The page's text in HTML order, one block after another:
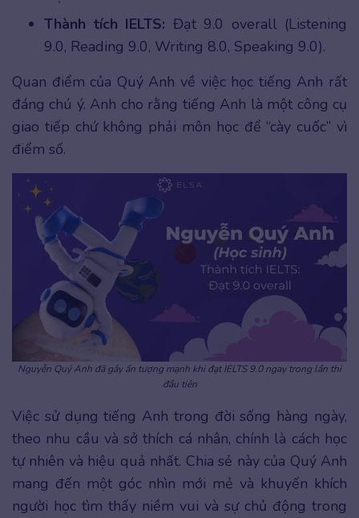
Thành tích IELTS: Đạt 9.0 overall (Listening
9.0, Reading 9.0, Writing 8.0, Speaking 9.0).
Quan điểm của Quý Anh về việc học tiếng Anh rất
đáng chú ý. Anh cho rằng tiếng Anh là một công cụ
giao tiếp chứ không phải môn học để “cày cuốc” vì
điểm số.
Nguyễn Quý Anh đã gây ấn tượng mạnh khi đạt IELTS 9.0 ngay trong lần thi
đầu tiên
Việc sử dụng tiếng Anh trong đời sống hàng ngày,
theo nhu cầu và sở thích cá nhân, chính là cách học
tự nhiên và hiệu quả nhất. Chia sẻ này của Quý Anh
mang đến một góc nhìn mới mẻ và khuyến khích
người học tìm thấy niềm vui và sự chủ động trong